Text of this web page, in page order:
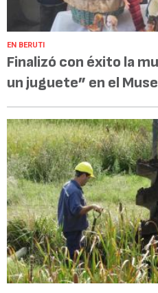
EN BERUTI
Finalizó con éxito la
un juguete” en el